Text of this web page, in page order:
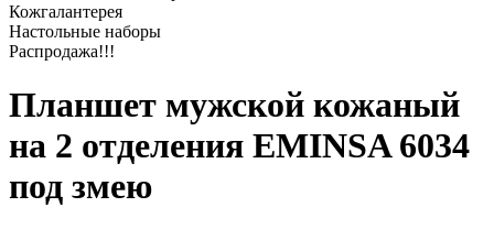
Кожгалантерея
Настольные наборы
Распродажа!!!
Планшет мужской кожаный
на 2 отделения EMINSA 6034
под змею